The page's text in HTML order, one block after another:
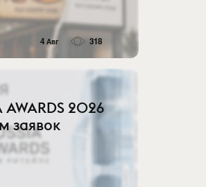
4 Авг 318
AWARDS 2026
заявок